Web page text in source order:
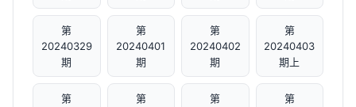
第
20240329
期
第
20240401
期
第
20240402
期
第
20240403
期上
第
第
第
第